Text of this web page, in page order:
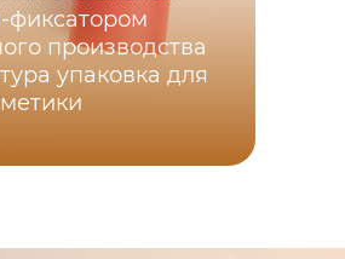
производства
упаковка для